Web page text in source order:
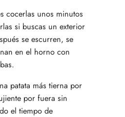
cocerlas unos minutos
si buscas un exterior
se escurren, se
en el horno con
patata más tierna por
por fuera sin
el tiempo de